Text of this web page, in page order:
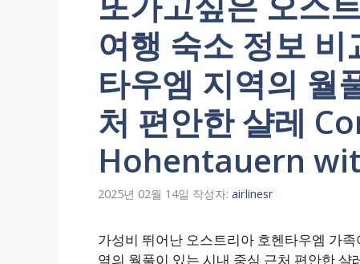
여행 숙소 정보
타우엠 지역의 월
처 편안한 샬레
Hohentauern
2025년 02월 14일 작성자: airlinesr
가성비 뛰어난 오스트리아 호헨타우엠 가
역의 월풀이 있는 시내 중심 근처 편안한